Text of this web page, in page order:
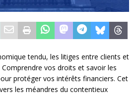
tendu, les litiges entre clients et
vos droits et savoir les
protéger vos intérêts financiers. Cet
les méandres du contentieux